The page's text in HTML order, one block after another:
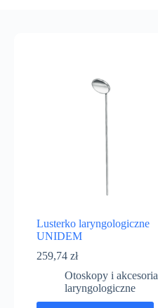
Lusterko laryngologiczne
UNIDEM
259,74 zł
Otoskopy i akcesoria
laryngologiczne